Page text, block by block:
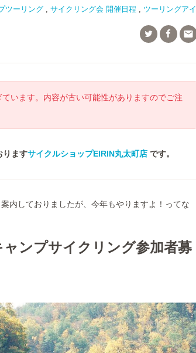
ツーリング , サイクリング会 開催日程 , ツーリングアイ

います。内容が古い可能性がありますのでご注
りますサイクルショップEIRIN丸太町店です。
内しておりましたが、今年もやりますよ！ってな
ャンプサイクリング参加者募